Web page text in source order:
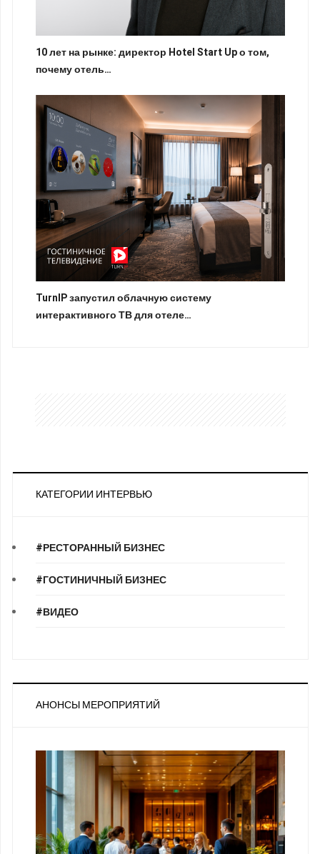
10 лет на рынке: директор Hotel Start Up о том,
почему отель…
TurnIP запустил облачную систему
интерактивного ТВ для отеле…
КАТЕГОРИИ ИНТЕРВЬЮ
#РЕСТОРАННЫЙ БИЗНЕС
#ГОСТИНИЧНЫЙ БИЗНЕС
#ВИДЕО
АНОНСЫ МЕРОПРИЯТИЙ